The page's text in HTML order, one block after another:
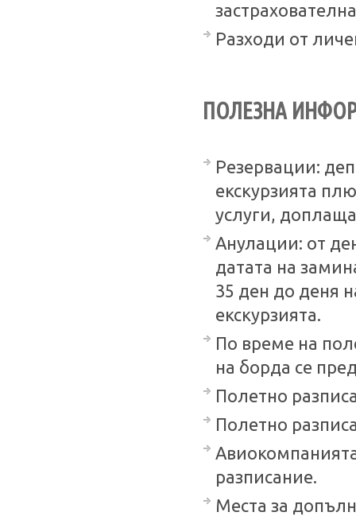
Разходи от
ПОЛЕЗНА
Резервации:
екскурзията
услуги,
Анулации: от
датата на
35 ден до деня
екскурзията.
По време на
на борда се
Полетно
Полетно
разписание.
Места за